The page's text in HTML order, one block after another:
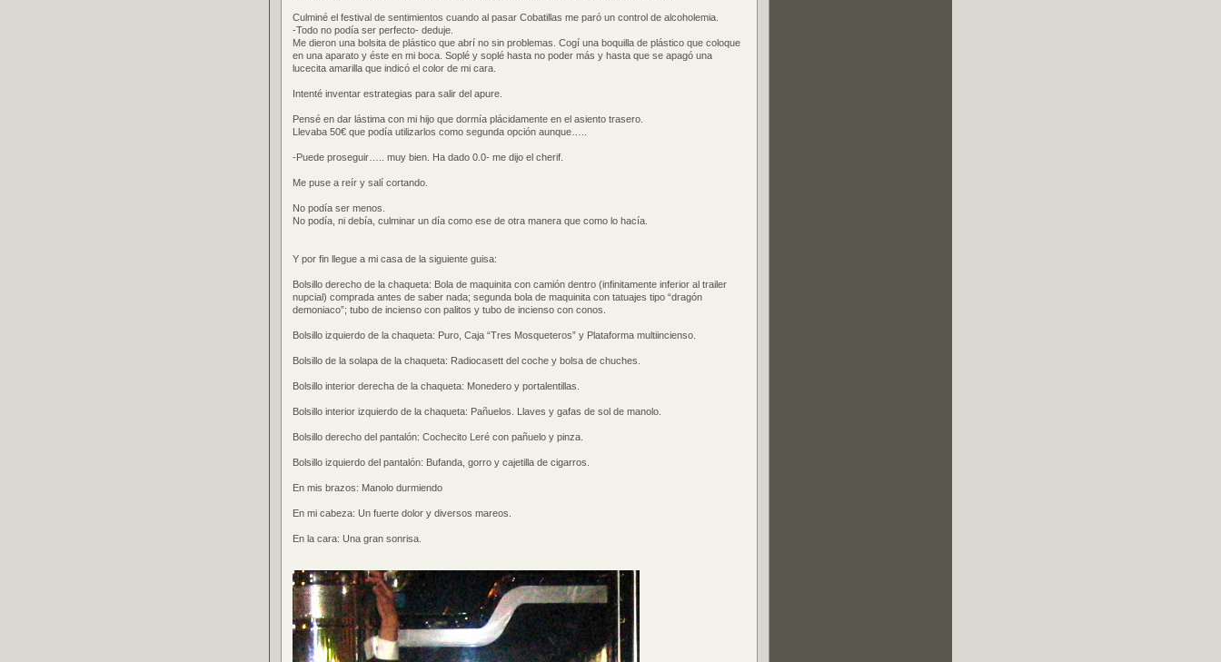
Culminé el festival de sentimientos cuando al pasar Cobatillas me paró un control de alcoholemia.
-Todo no podía ser perfecto- deduje.
Me dieron una bolsita de plástico que abrí no sin problemas. Cogí una boquilla de plástico que coloque
en una aparato y éste en mi boca. Soplé y soplé hasta no poder más y hasta que se apagó una
lucecita amarilla que indicó el color de mi cara.
Intenté inventar estrategias para salir del apure.
Pensé en dar lástima con mi hijo que dormía plácidamente en el asiento trasero.
Llevaba 50€ que podía utilizarlos como segunda opción aunque…..
-Puede proseguir….. muy bien. Ha dado 0.0- me dijo el cherif.
Me puse a reír y salí cortando.
No podía ser menos.
No podía, ni debía, culminar un día como ese de otra manera que como lo hacía.
Y por fin llegue a mi casa de la siguiente guisa:
Bolsillo derecho de la chaqueta: Bola de maquinita con camión dentro (infinitamente inferior al trailer
nupcial) comprada antes de saber nada; segunda bola de maquinita con tatuajes tipo “dragón
demoniaco”; tubo de incienso con palitos y tubo de incienso con conos.
Bolsillo izquierdo de la chaqueta: Puro, Caja “Tres Mosqueteros” y Plataforma multiincienso.
Bolsillo de la solapa de la chaqueta: Radiocasett del coche y bolsa de chuches.
Bolsillo interior derecha de la chaqueta: Monedero y portalentillas.
Bolsillo interior izquierdo de la chaqueta: Pañuelos. Llaves y gafas de sol de manolo.
Bolsillo derecho del pantalón: Cochecito Leré con pañuelo y pinza.
Bolsillo izquierdo del pantalón: Bufanda, gorro y cajetilla de cigarros.
En mis brazos: Manolo durmiendo
En mi cabeza: Un fuerte dolor y diversos mareos.
En la cara: Una gran sonrisa.